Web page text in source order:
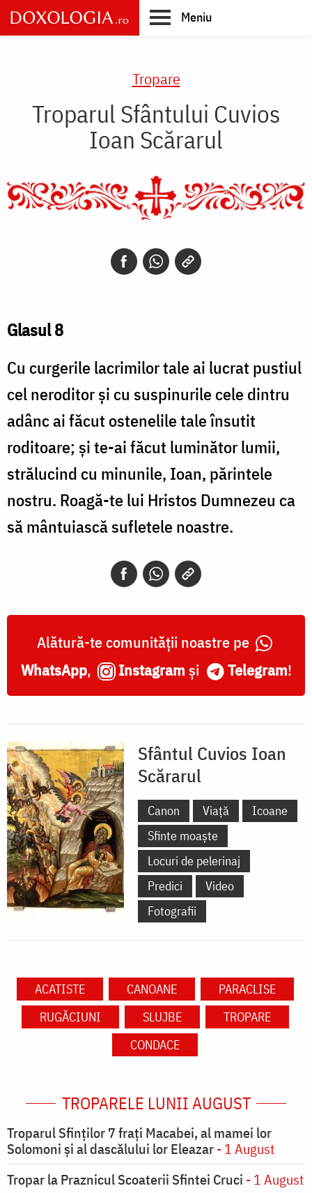
Skip
to
main
Meniu
Tropare
Troparul Sfântului Cuvios
Ioan Scărarul
Glasul 8
Cu curgerile lacrimilor tale ai lucrat pustiul
cel neroditor şi cu suspinurile cele dintru
adânc ai făcut ostenelile tale însutit
roditoare; şi te-ai făcut luminător lumii,
strălucind cu minunile, Ioan, părintele
nostru. Roagă-te lui Hristos Dumnezeu ca
să mântuiască sufletele noastre.
Alătură-te comunității noastre pe
WhatsApp, Instagram și Telegram!
Sfântul Cuvios Ioan
Scărarul
Canon Viață
Icoane
Sfinte moaște
Locuri de pelerinaj
Predici
Video
Fotografii
ACATISTE CANOANE
PARACLISE
RUGĂCIUNI
SLUJBE
TROPARE
CONDACE
TROPARELE LUNII AUGUST
Troparul Sfinţilor 7 fraţi Macabei, al mamei lor
Solomoni şi al dascălului lor Eleazar- 1 August
Tropar la Praznicul Scoaterii Sfintei Cruci - 1 August